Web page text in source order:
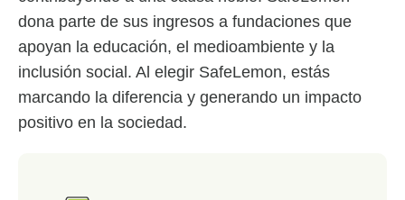
dona parte de sus ingresos a fundaciones que
apoyan la educación, el medioambiente y la
inclusión social. Al elegir SafeLemon, estás
marcando la diferencia y generando un impacto
positivo en la sociedad.